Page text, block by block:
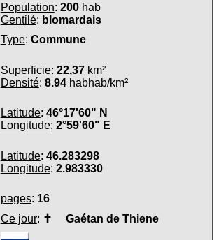
Population: 200hab
Gentilé: blomardais
Type: Commune
Superficie: 22,37km²
Densité: 8.94habhab/km²
Latitude: 46°17'60" N
Longitude: 2°59'60" E
Latitude: 46.283298
Longitude: 2.983330
pages: 16
Ce jour: ✝ Gaétan de Thiene